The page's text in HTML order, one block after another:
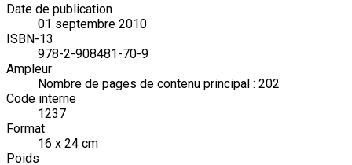
Date de publication
01 septembre 2010
ISBN-13
978-2-908481-70-9
Ampleur
Nombre de pages de contenu principal : 202
Code interne
1237
Format
16 x 24 cm
Poids